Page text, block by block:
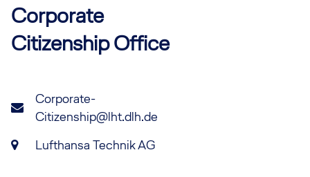
Corporate
Citizenship Office
Corporate-
Citizenship@lht.dlh.de
Lufthansa Technik AG